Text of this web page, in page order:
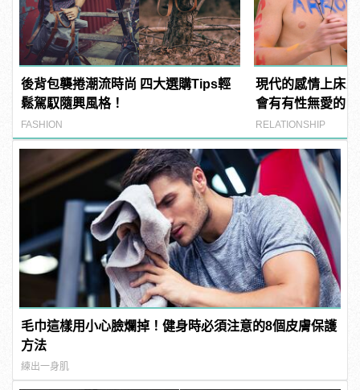
後背包襲捲潮流時尚 四大選購Tips輕
鬆駕馭隨興風格！
FASHION
現代的感情上床
會有有性無愛的
RELATIONSHIP
毛巾這樣用小心臉爛掉！健身時必須注意的8個皮膚保護
方法
練出一身肌